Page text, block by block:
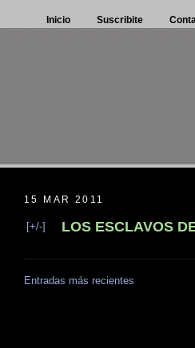
Inicio Suscribite
15 MAR 2011
[+/-] LOS ESCLAVOS
Entradas más recientes